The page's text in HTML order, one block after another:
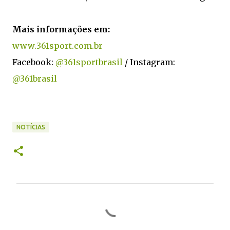
Mais informações em:
www.361sport.com.br
Facebook: @361sportbrasil / Instagram:
@361brasil
NOTÍCIAS